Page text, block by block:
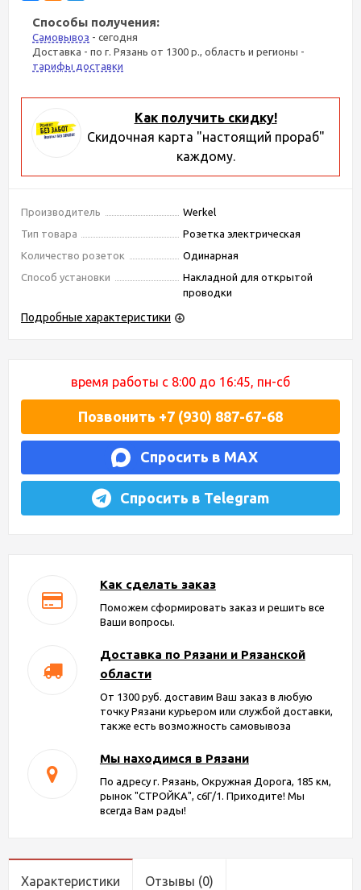
Способы получения:
Самовывоз - сегодня
Доставка - по г. Рязань от 1300 р., область и регионы -
тарифы доставки
Как получить скидку!
Скидочная карта "настоящий прораб"
каждому.
Производитель
Werkel
Тип товара
Розетка электрическая
Количество розеток
Одинарная
Способ установки
Накладной для открытой
проводки
Подробные характеристики
время работы с 8:00 до 16:45, пн-сб
Позвонить +7 (930) 887-67-68
Спросить в MAX
Спросить в Telegram
Как сделать заказ
Поможем сформировать заказ и решить все
Ваши вопросы.
Доставка по Рязани и Рязанской
области
От 1300 руб. доставим Ваш заказ в любую
точку Рязани курьером или службой доставки,
также есть возможность самовывоза
Мы находимся в Рязани
По адресу г. Рязань, Окружная Дорога, 185 км,
рынок "СТРОЙКА", с6Г/1. Приходите! Мы
всегда Вам рады!
Характеристики Отзывы (0)